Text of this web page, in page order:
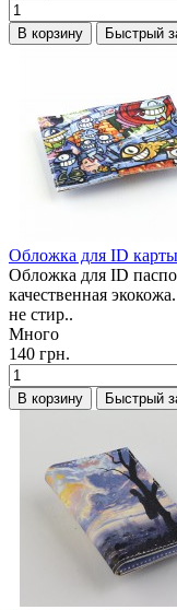
В корзину Быстрый
Обложка для ID
Обложка для ID
качественная
не стир..
Много
140 грн.
В корзину Быстрый